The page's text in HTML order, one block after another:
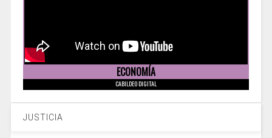
ECONOMÍA
CABILDEO DIGITAL
JUSTICIA